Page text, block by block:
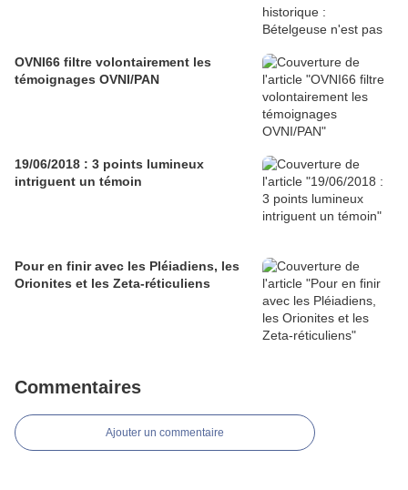
OVNI66 filtre volontairement les
témoignages OVNI/PAN
19/06/2018 : 3 points lumineux
intriguent un témoin
Pour en finir avec les Pléiadiens, les
Orionites et les Zeta-réticuliens
Commentaires
Ajouter un commentaire